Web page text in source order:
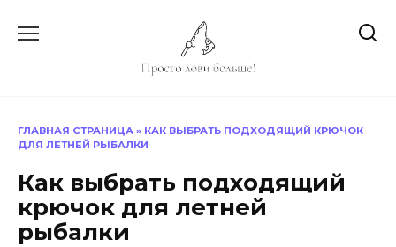
ГЛАВНАЯ СТРАНИЦА » КАК ВЫБРАТЬ ПОДХОДЯЩИЙ КРЮЧОК
ДЛЯ ЛЕТНЕЙ РЫБАЛКИ
Как выбрать подходящий
крючок для летней
рыбалки